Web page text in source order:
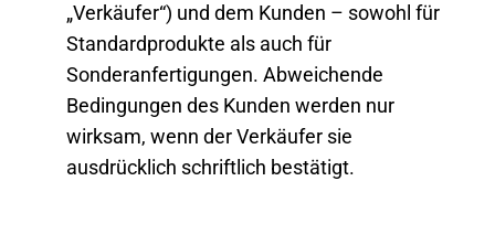
„Verkäufer“) und dem Kunden – sowohl für
Standardprodukte als auch für
Sonderanfertigungen. Abweichende
Bedingungen des Kunden werden nur
wirksam, wenn der Verkäufer sie
ausdrücklich schriftlich bestätigt.